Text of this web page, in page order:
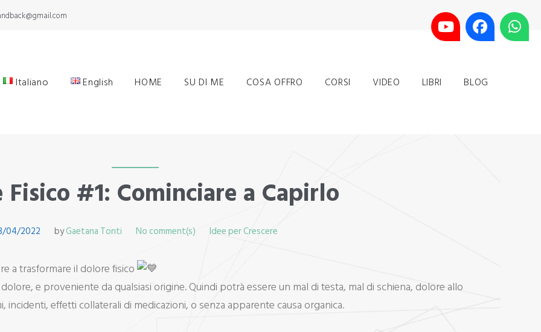
Italiano English HOME SU DI ME COSA OFFRO CORSI VIDEO LIBRI BLOG
Fisico #1: Cominciare a Capirlo
04/2022 byGaetana Tonti No comment(s) Idee per Crescere
a trasformare il dolore fisico
e proveniente da qualsiasi origine. Quindi potrà essere un mal di testa, mal di schiena, dolore allo
effetti collaterali di medicazioni, o senza apparente causa organica.